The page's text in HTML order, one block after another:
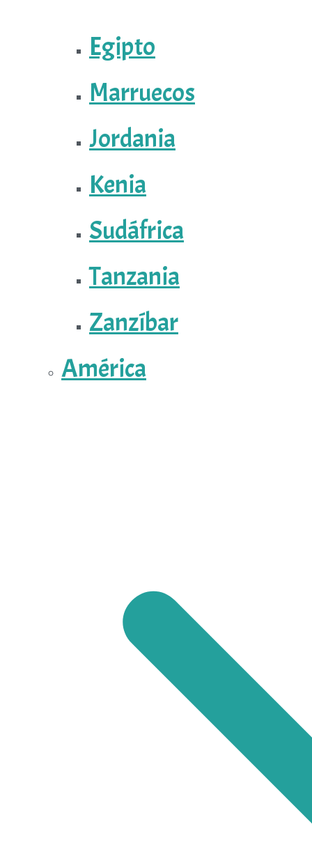
Egipto
Marruecos
Jordania
Kenia
Sudáfrica
Tanzania
Zanzíbar
América